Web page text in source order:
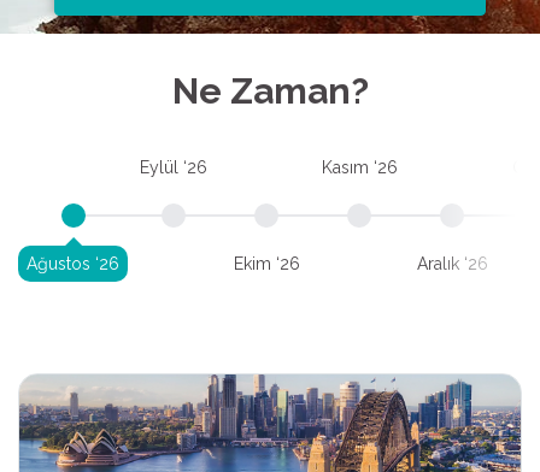
Ne Zaman?
Ağustos ‘26
Eylül ‘26
Ekim ‘26
Kasım ‘26
Aralık ‘26